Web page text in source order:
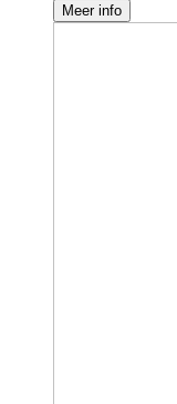
Meer info